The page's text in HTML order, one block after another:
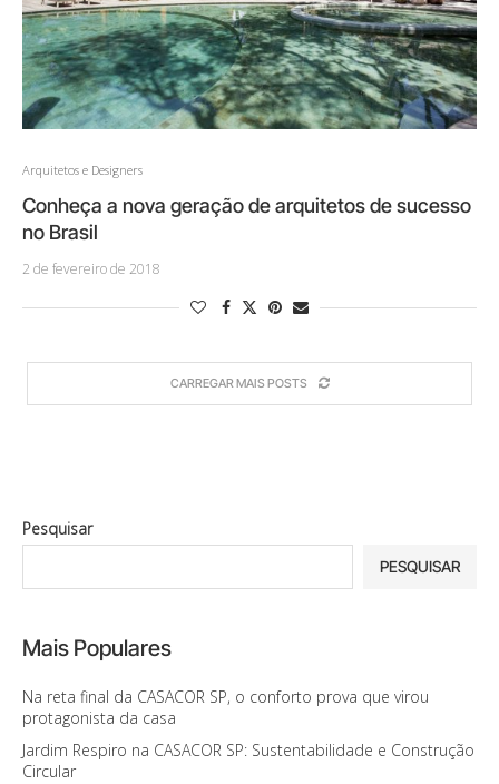
Arquitetos e Designers
Conheça a nova geração de arquitetos de sucesso
no Brasil
2 de fevereiro de 2018
CARREGAR MAIS POSTS
Pesquisar
PESQUISAR
Mais Populares
Na reta final da CASACOR SP, o conforto prova que virou
protagonista da casa
Jardim Respiro na CASACOR SP: Sustentabilidade e Construção
Circular